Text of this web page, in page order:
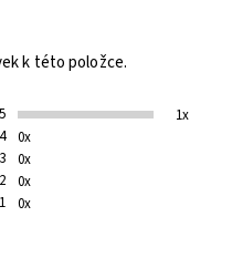
k této položce.
5
1x
4
0x
3
0x
2
0x
1
0x